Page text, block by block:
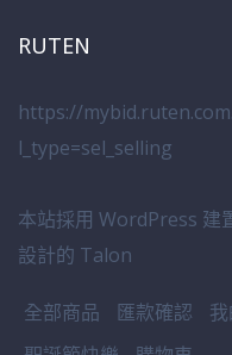
RUTEN
https://
l_type=sel_selling
本站採用 WordPress 建
設計的 Talon
全部商品 匯款確認